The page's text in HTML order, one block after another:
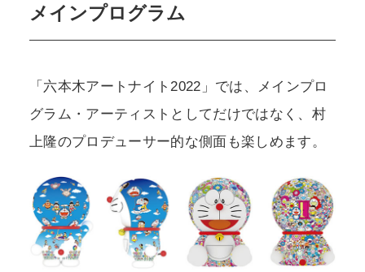
メインプログラム
「六本木アートナイト2022」では、メインプロ
グラム・アーティストとしてだけではなく、村
上隆のプロデューサー的な側面も楽しめます。